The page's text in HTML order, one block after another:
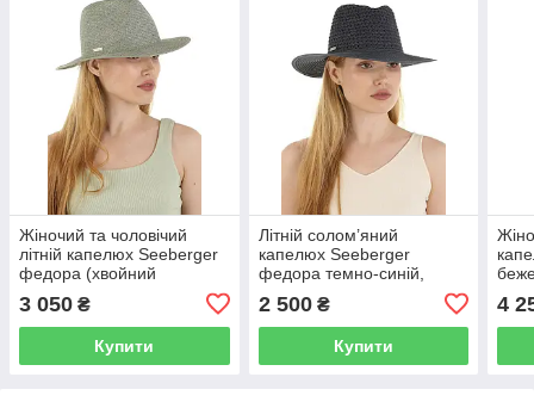
Жіночий та чоловічий
літній капелюх Seeberger
федора (хвойний
соломки, капелюх з
регулятором розміру
3 050 ₴
Купити
Літній солом’яний
капелюх Seeberger
федора темно-синій,
соломки з регулятором
розміру
2 500₴
Купити
4